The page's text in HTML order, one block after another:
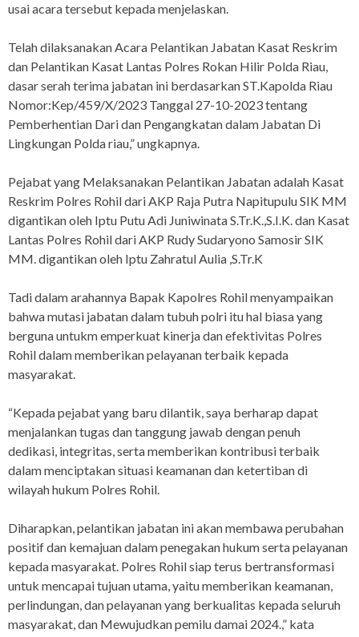
usai acara tersebut kepada menjelaskan.
Telah dilaksanakan Acara Pelantikan Jabatan Kasat Reskrim
dan Pelantikan Kasat Lantas Polres Rokan Hilir Polda Riau,
dasar serah terima jabatan ini berdasarkan ST.Kapolda Riau
Nomor:Kep/459/X/2023 Tanggal 27-10-2023 tentang
Pemberhentian Dari dan Pengangkatan dalam Jabatan Di
Lingkungan Polda riau,” ungkapnya.
Pejabat yang Melaksanakan Pelantikan Jabatan adalah Kasat
Reskrim Polres Rohil dari AKP Raja Putra Napitupulu SIK MM
digantikan oleh Iptu Putu Adi Juniwinata S.Tr.K.,S.I.K. dan Kasat
Lantas Polres Rohil dari AKP Rudy Sudaryono Samosir SIK
MM. digantikan oleh Iptu Zahratul Aulia ,S.Tr.K
Tadi dalam arahannya Bapak Kapolres Rohil menyampaikan
bahwa mutasi jabatan dalam tubuh polri itu hal biasa yang
berguna untukm emperkuat kinerja dan efektivitas Polres
Rohil dalam memberikan pelayanan terbaik kepada
masyarakat.
“Kepada pejabat yang baru dilantik, saya berharap dapat
menjalankan tugas dan tanggung jawab dengan penuh
dedikasi, integritas, serta memberikan kontribusi terbaik
dalam menciptakan situasi keamanan dan ketertiban di
wilayah hukum Polres Rohil.
Diharapkan, pelantikan jabatan ini akan membawa perubahan
positif dan kemajuan dalam penegakan hukum serta pelayanan
kepada masyarakat. Polres Rohil siap terus bertransformasi
untuk mencapai tujuan utama, yaitu memberikan keamanan,
perlindungan, dan pelayanan yang berkualitas kepada seluruh
masyarakat, dan Mewujudkan pemilu damai 2024.,” kata